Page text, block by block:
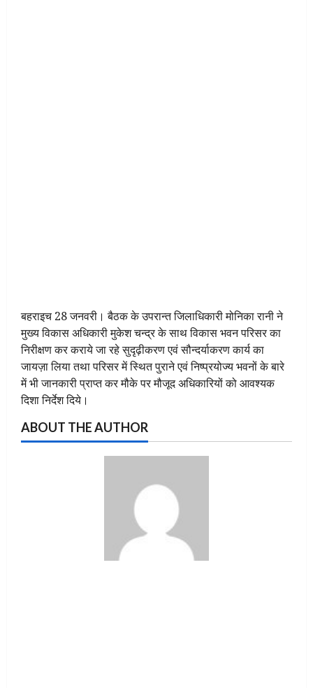
बहराइच 28 जनवरी। बैठक के उपरान्त जिलाधिकारी मोनिका रानी ने
मुख्य विकास अधिकारी मुकेश चन्द्र के साथ विकास भवन परिसर का
निरीक्षण कर कराये जा रहे सुदृढ़ीकरण एवं सौन्दर्याकरण कार्य का
जायज़ा लिया तथा परिसर में स्थित पुराने एवं निष्प्रयोज्य भवनों के बारे
में भी जानकारी प्राप्त कर मौके पर मौजूद अधिकारियों को आवश्यक
दिशा निर्देश दिये।
ABOUT THE AUTHOR